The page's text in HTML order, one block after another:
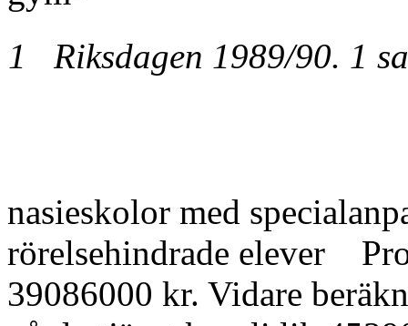
1 Riksdagen 1989/90. 1
nasieskolor med
rörelsehindrade elever
39086000 kr. Vidare